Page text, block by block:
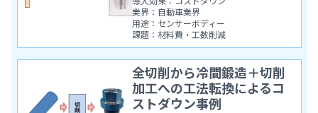
業界：自動車業界
用途：センサーボディー
課題：材料費・工数削減
全切削から冷間鍛造＋切削
加工への工法転換によるコ
ストダウン事例